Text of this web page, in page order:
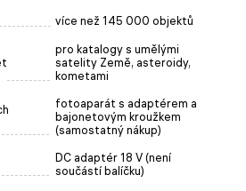
více než 145 000 objektů
pro katalogy s umělými
satelity Země, asteroidy,
kometami
fotoaparát s adaptérem a
bajonetovým kroužkem
(samostatný nákup)
DC adaptér 18 V (není
součástí balíčku)